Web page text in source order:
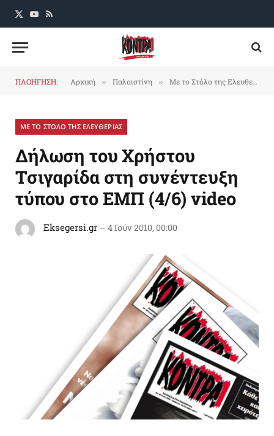
X
YouTube
RSS
ΠΛΟΗΓΗΣΗ: Αρχική » Παλαιστίνη » Με το Στόλο της Ελευθερίας
ΜΕ ΤΟ ΣΤΟΛΟ ΤΗΣ ΕΛΕΥΘΕΡΙΑΣ
Δήλωση του Χρήστου
Τσιγαρίδα στη συνέντευξη
τύπου στο ΕΜΠ (4/6) video
Eksegersi.gr 4 Ιούν 2010, 00:00